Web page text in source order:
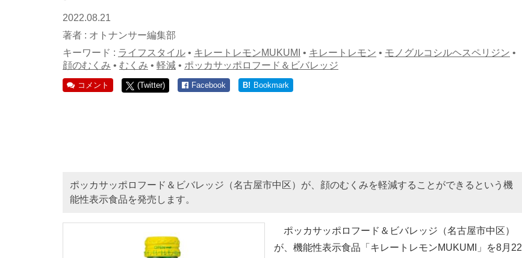
2022.08.21
著者 : オトナンサー編集部
キーワード : ライフスタイル • キレートレモンMUKUMI • キレートレモン • モノグルコシルヘスペリジン •
顔のむくみ • むくみ • 軽減 • ポッカサッポロフード＆ビバレッジ
コメント (Twitter) Facebook B! Bookmark
ポッカサッポロフード＆ビバレッジ（名古屋市中区）が、顔のむくみを軽減することができるという機
能性表示食品を発売します。
ポッカサッポロフード＆ビバレッジ（名古屋市中区）
が、機能性表示食品「キレートレモンMUKUMI」を8月22